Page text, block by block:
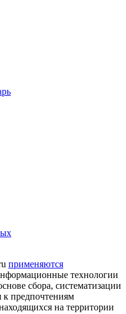
применяются
технологии
сбора, систематизации
к предпочтениям
на территории